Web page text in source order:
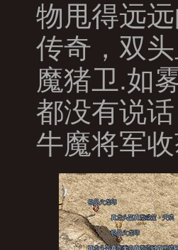
物甩得远
传奇，双
魔猪卫.如
都没有说
牛魔将军